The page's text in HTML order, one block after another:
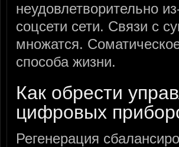
неудовлетворительно
соцсети сети. Связи с
множатся.
способа жизни.
Как обрести
цифровых
Регенерация